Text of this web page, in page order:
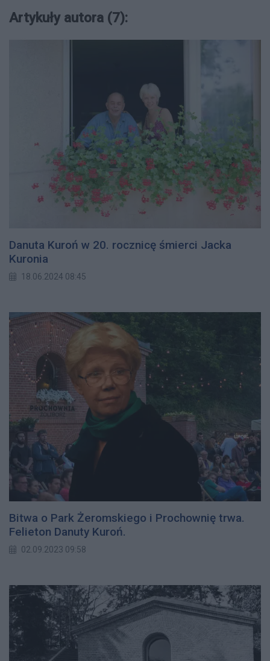
Artykuły autora (7):
Danuta Kuroń w 20. rocznicę śmierci Jacka
Kuronia
18.06.2024 08:45
Bitwa o Park Żeromskiego i Prochownię trwa.
Felieton Danuty Kuroń.
02.09.2023 09:58